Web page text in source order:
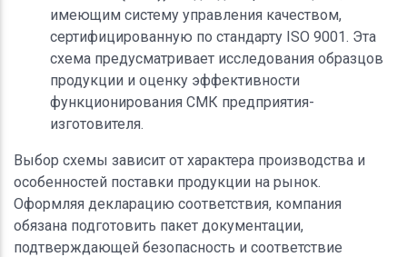
имеющим систему управления качеством,
сертифицированную по стандарту ISO 9001. Эта
схема предусматривает исследования образцов
продукции и оценку эффективности
функционирования СМК предприятия-
изготовителя.
Выбор схемы зависит от характера производства и
особенностей поставки продукции на рынок.
Оформляя декларацию соответствия, компания
обязана подготовить пакет документации,
подтверждающей безопасность и соответствие